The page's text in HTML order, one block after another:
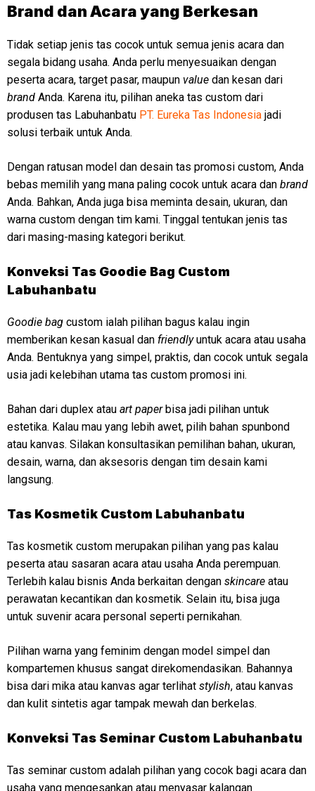
Brand dan Acara yang Berkesan
Tidak setiap jenis tas cocok untuk semua jenis acara dan
segala bidang usaha. Anda perlu menyesuaikan dengan
peserta acara, target pasar, maupun value dan kesan dari
brand Anda. Karena itu, pilihan aneka tas custom dari
produsen tas Labuhanbatu PT. Eureka Tas Indonesia jadi
solusi terbaik untuk Anda.
Dengan ratusan model dan desain tas promosi custom, Anda
bebas memilih yang mana paling cocok untuk acara dan brand
Anda. Bahkan, Anda juga bisa meminta desain, ukuran, dan
warna custom dengan tim kami. Tinggal tentukan jenis tas
dari masing-masing kategori berikut.
Konveksi Tas Goodie Bag Custom
Labuhanbatu
Goodie bag custom ialah pilihan bagus kalau ingin
memberikan kesan kasual dan friendlyuntuk acara atau usaha
Anda. Bentuknya yang simpel, praktis, dan cocok untuk segala
usia jadi kelebihan utama tas custom promosi ini.
Bahan dari duplex atau art paperbisa jadi pilihan untuk
estetika. Kalau mau yang lebih awet, pilih bahan spunbond
atau kanvas. Silakan konsultasikan pemilihan bahan, ukuran,
desain, warna, dan aksesoris dengan tim desain kami
langsung.
Tas Kosmetik Custom Labuhanbatu
Tas kosmetik custom merupakan pilihan yang pas kalau
peserta atau sasaran acara atau usaha Anda perempuan.
Terlebih kalau bisnis Anda berkaitan dengan skincare atau
perawatan kecantikan dan kosmetik. Selain itu, bisa juga
untuk suvenir acara personal seperti pernikahan.
Pilihan warna yang feminim dengan model simpel dan
kompartemen khusus sangat direkomendasikan. Bahannya
bisa dari mika atau kanvas agar terlihat stylish, atau kanvas
dan kulit sintetis agar tampak mewah dan berkelas.
Konveksi Tas Seminar Custom Labuhanbatu
Tas seminar custom adalah pilihan yang cocok bagi acara dan
usaha yang mengesankan atau menyasar kalangan